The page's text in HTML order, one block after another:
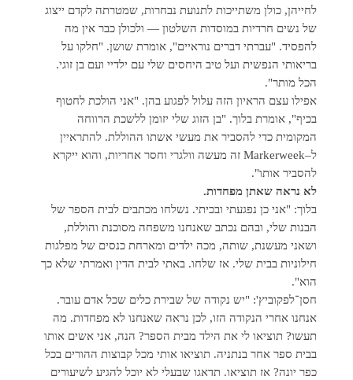
לחייהן, כולן משתייכות לתנועת נבחרות, שמטרתה לקדם ייצוג
של נשים חרדיות במוסדות השלטון — ולכולן כבר אין מה
להפסיד. "עברתי דברים נוראיים", אומרת שושן. "חלקו על
בריאותי הנפשית ועל טיב היחסים שלי עם ילדיי ועם בן זוגי.
הכל מותר".
אפילו עצם הראיון הזה עלול לפגוע בהן. "אני הולכת לחטוף
בכיף", אומרת בלוך. "בן הזוג שלי יזומן ללשכת הרווחה
המקומית כדי להסביר את מעשי אשתו ההוללת. להתראיין
ל–Markerweek זה מעשה וולגרי וחסר אחריות, והוא ייקרא
להסביר אותו".
לא נראה שאתן מפחדות.
בלוך: "אני כן נפגעתי ובכיתי. נשלחו מכתבים לבית הספר של
הבנות שלי, ובהם נכתב שאנחנו משפחה מסוכנת והוללת,
ושאני מעשנת, שותה, מכה ילדים ומארחת כנסים של מפלגות
חילוניות בבית שלי. אז שלחו. באתי לבית הדין ואמרתי שלא כך
הוא".
חסן־לפקוביץ': "יש נקודה של שבירת כלים שכל אדם עובר.
אנחנו אחרי הנקודה הזו, לכן נראה שאנחנו לא מפחדות. מה
תעשו? תוציאו לי את הילד מבית הספר? הנה, אני אשים אותו
בבית ספר אחר בנתניה. תוציאו אותי מכל קבוצות ההורים בכל
כפר יונה? אז תוציאו. תדאגו שבעלי לא יוכל להגיע לשיעורים